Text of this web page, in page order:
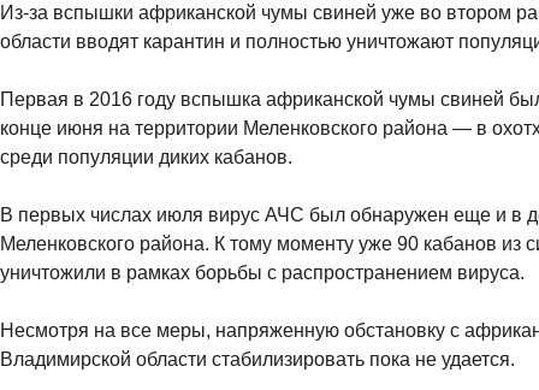
Из-за вспышки африканской чумы свиней уже во втором
области вводят карантин и полностью уничтожают
Первая в 2016 году вспышка африканской чумы свиней
конце июня на территории Меленковского района — в
среди популяции диких кабанов.
В первых числах июля вирус АЧС был обнаружен еще и в
Меленковского района. К тому моменту уже 90 кабанов из
уничтожили в рамках борьбы с распространением вируса.
Несмотря на все меры, напряженную обстановку с
Владимирской области стабилизировать пока не удается.